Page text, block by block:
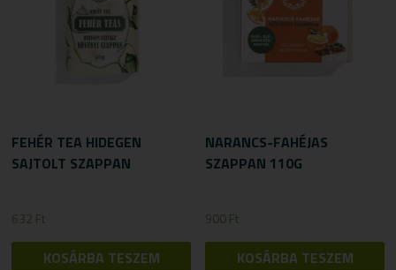
FEHÉR TEA HIDEGEN
SAJTOLT SZAPPAN
632 Ft
KOSÁRBA TESZEM
NARANCS-FAHÉJAS
SZAPPAN 110G
900Ft
KOSÁRBA TESZEM